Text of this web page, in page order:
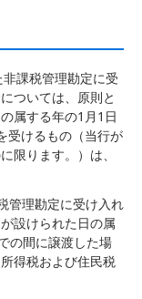
課税管理勘定に受
ついては、原則と
属する年の1月1日
受けるもの（当行が
限ります。）は、
管理勘定に受け入れ
設けられた日の属
の間に譲渡した場
得税および住民税